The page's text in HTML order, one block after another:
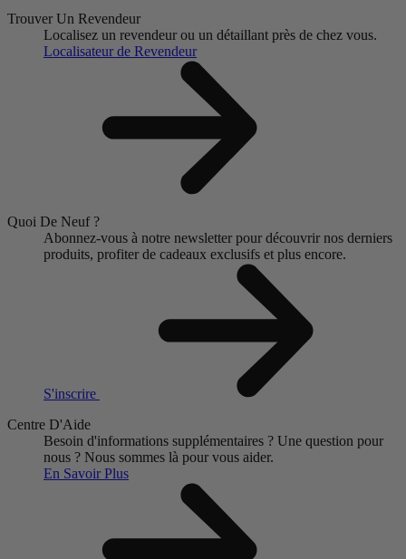
Trouver Un Revendeur
Localisez un revendeur ou un détaillant près de chez vous.
Localisateur de Revendeur
Quoi De Neuf ?
Abonnez-vous à notre newsletter pour découvrir nos derniers
produits, profiter de cadeaux exclusifs et plus encore.
S'inscrire
Centre D'Aide
Besoin d'informations supplémentaires ? Une question pour
nous ? Nous sommes là pour vous aider.
En Savoir Plus